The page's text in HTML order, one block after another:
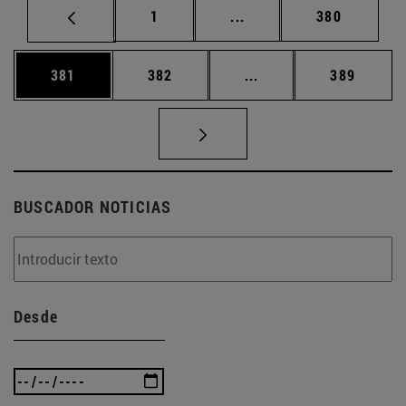
Página
1 ... Páginas intermedias
Página
380
Página
381 Página
382 ... Páginas intermedias
Página
389
BUSCADOR NOTICIAS
Desde